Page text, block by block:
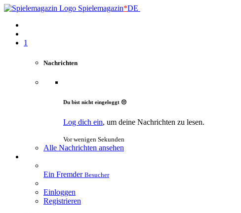
Spielemagazin*DE
1
Nachrichten
Du bist nicht eingeloggt 😔
Log dich ein, um deine Nachrichten zu lesen.
Vor wenigen Sekunden
Alle Nachrichten ansehen
Ein Fremder Besucher
Einloggen
Registrieren